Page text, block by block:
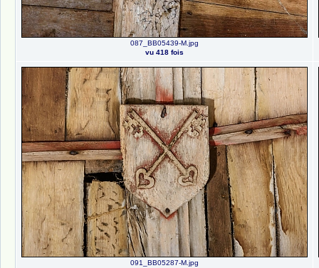
087_BB05439-M.jpg
vu 418 fois
091_BB05287-M.jpg